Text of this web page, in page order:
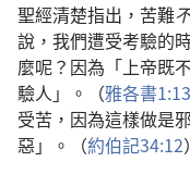
聖經清楚指出，苦難
說，我們遭受考驗的
麼呢？因為「上帝既
驗人」。（雅各書1:13
受苦，因為這樣做是
惡」。（約伯記34:12）